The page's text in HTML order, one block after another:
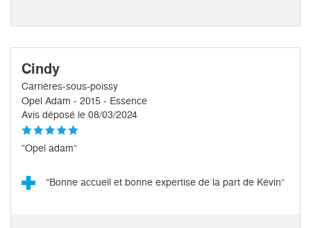
Cindy
Carrières-sous-poissy
Opel Adam - 2015 - Essence
Avis déposé le 08/03/2024
“Opel adam”
“Bonne accueil et bonne expertise de la part de Kévin”